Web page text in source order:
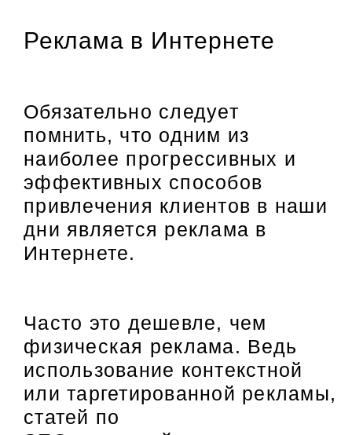
Реклама в Интернете
Обязательно следует
помнить, что одним из
наиболее прогрессивных и
эффективных способов
привлечения клиентов в наши
дни является реклама в
Интернете.
Часто это дешевле, чем
физическая реклама. Ведь
использование контекстной
или таргетированной рекламы,
статей по